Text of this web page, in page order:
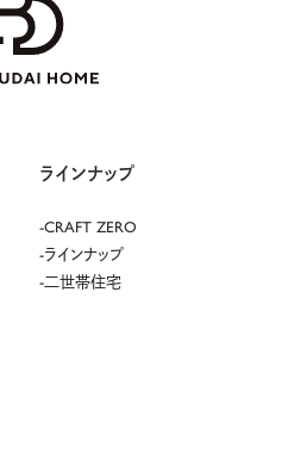
ラインナップ
CRAFT ZERO
ラインナップ
二世帯住宅